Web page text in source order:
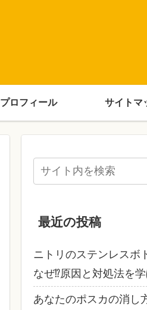
プロフィール サイトマ
最近の投稿
ニトリのステンレスボ
なぜ⁉原因と対処法を学
あなたのポスカの消し